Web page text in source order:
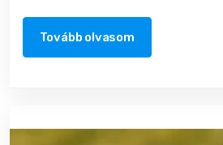
Tovább olvasom